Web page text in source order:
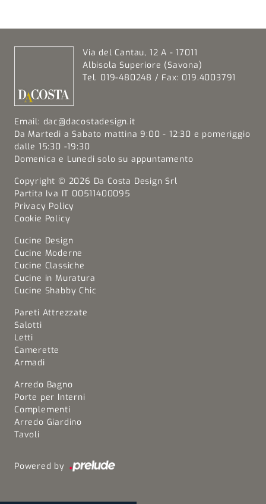
Via del Cantau, 12 A - 17011
Albisola Superiore (Savona)
Tel. 019-480248 / Fax: 019.4003791
Email: dac@dacostadesign.it
Da Martedi a Sabato mattina 9:00 - 12:30 e pomeriggio
dalle 15:30 -19:30
Domenica e Lunedi solo su appuntamento
Copyright © 2026 Da Costa Design Srl
Partita Iva IT 00511400095
Privacy Policy
Cookie Policy
Cucine Design
Cucine Moderne
Cucine Classiche
Cucine in Muratura
Cucine Shabby Chic
Pareti Attrezzate
Salotti
Letti
Camerette
Armadi
Arredo Bagno
Porte per Interni
Complementi
Arredo Giardino
Tavoli
Powered by